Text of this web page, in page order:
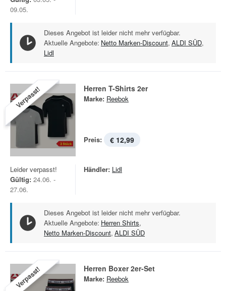
09.05.
Dieses Angebot ist leider nicht mehr verfügbar.
Aktuelle Angebote: Netto Marken-Discount, ALDI SÜD,
Lidl
Verpasst! Herren T-Shirts 2er
Marke: Reebok
Preis: € 12,99
Leider verpasst!
Gültig: 24.06. -
27.06.
Händler: Lidl
Dieses Angebot ist leider nicht mehr verfügbar.
Aktuelle Angebote: Herren Shirts,
Netto Marken-Discount, ALDI SÜD
Verpasst! Herren Boxer 2er-Set
Marke: Reebok